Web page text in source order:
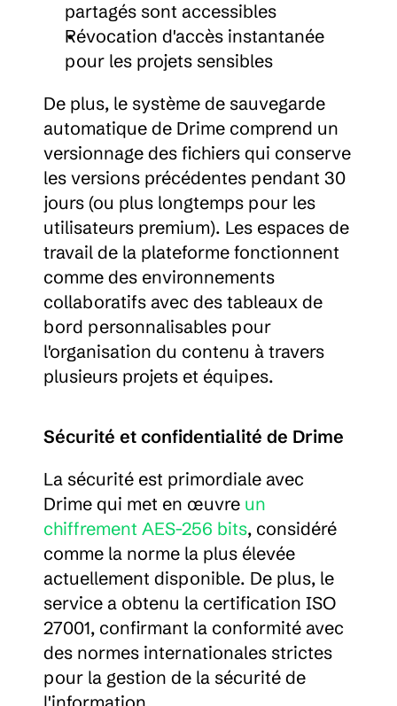
partagés sont accessibles
Révocation d'accès instantanée
pour les projets sensibles
De plus, le système de sauvegarde
automatique de Drime comprend un
versionnage des fichiers qui conserve
les versions précédentes pendant 30
jours (ou plus longtemps pour les
utilisateurs premium). Les espaces de
travail de la plateforme fonctionnent
comme des environnements
collaboratifs avec des tableaux de
bord personnalisables pour
l'organisation du contenu à travers
plusieurs projets et équipes.
Sécurité et confidentialité de Drime
La sécurité est primordiale avec
Drime qui met en œuvre un
chiffrement AES-256 bits, considéré
comme la norme la plus élevée
actuellement disponible. De plus, le
service a obtenu la certification ISO
27001, confirmant la conformité avec
des normes internationales strictes
pour la gestion de la sécurité de